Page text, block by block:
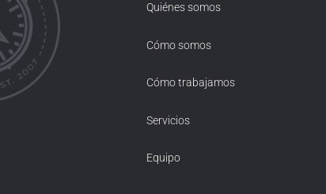
Quiénes somos
Cómo somos
Cómo trabajamos
Servicios
Equipo